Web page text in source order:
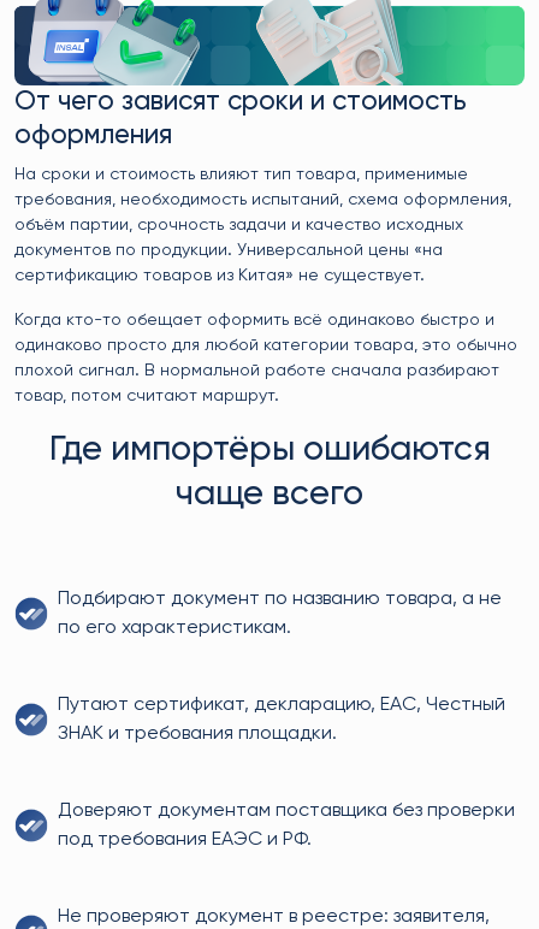
От чего зависят сроки и стоимость
оформления
На сроки и стоимость влияют тип товара, применимые
требования, необходимость испытаний, схема оформления,
объём партии, срочность задачи и качество исходных
документов по продукции. Универсальной цены «на
сертификацию товаров из Китая» не существует.
Когда кто-то обещает оформить всё одинаково быстро и
одинаково просто для любой категории товара, это обычно
плохой сигнал. В нормальной работе сначала разбирают
товар, потом считают маршрут.
Где импортёры ошибаются
чаще всего
Подбирают документ по названию товара, а не
по его характеристикам.
Путают сертификат, декларацию, EAC, Честный
ЗНАК и требования площадки.
Доверяют документам поставщика без проверки
под требования ЕАЭС и РФ.
Не проверяют документ в реестре: заявителя,